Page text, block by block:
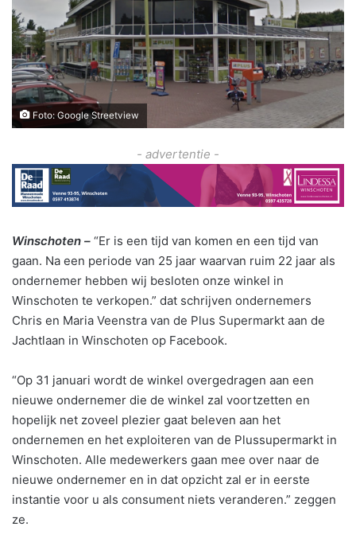
Foto: Google Streetview
- advertentie -
Winschoten – “Er is een tijd van komen en een tijd van
gaan. Na een periode van 25 jaar waarvan ruim 22 jaar als
ondernemer hebben wij besloten onze winkel in
Winschoten te verkopen.” dat schrijven ondernemers
Chris en Maria Veenstra van de Plus Supermarkt aan de
Jachtlaan in Winschoten op Facebook.
“Op 31 januari wordt de winkel overgedragen aan een
nieuwe ondernemer die de winkel zal voortzetten en
hopelijk net zoveel plezier gaat beleven aan het
ondernemen en het exploiteren van de Plussupermarkt in
Winschoten. Alle medewerkers gaan mee over naar de
nieuwe ondernemer en in dat opzicht zal er in eerste
instantie voor u als consument niets veranderen.” zeggen
ze.